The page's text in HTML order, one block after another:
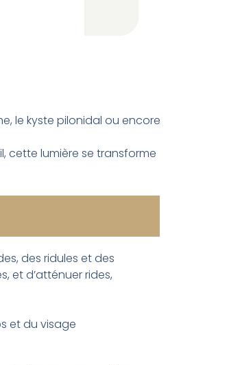
le kyste pilonidal ou encore
cette lumière se transforme
des ridules et des
et d’atténuer rides,
et du visage